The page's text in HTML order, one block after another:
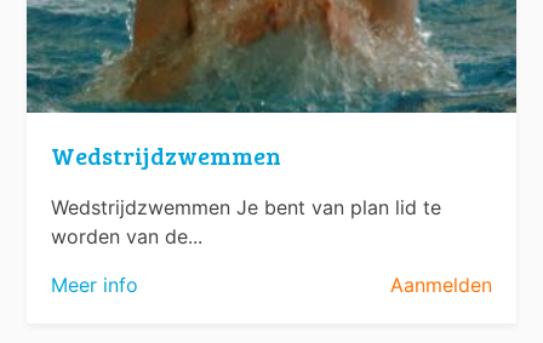
Wedstrijdzwemmen
Wedstrijdzwemmen Je bent van plan lid te
worden van de...
Meer info
Aanmelden